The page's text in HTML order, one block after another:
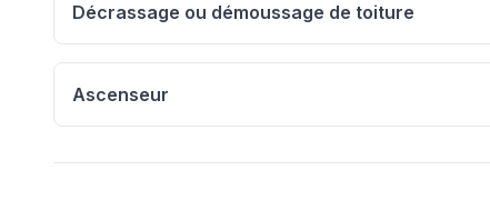
Décrassage ou démoussage de toiture
Ascenseur